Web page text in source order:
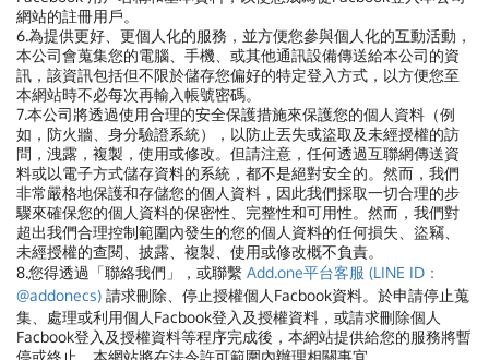
網站的註冊用戶。
6.為提供更好、更個人化的服務，並方便您參與個人化的互動活動，
本公司會蒐集您的電腦、手機、或其他通訊設備傳送給本公司的資
訊，該資訊包括但不限於儲存您偏好的特定登入方式，以方便您至
本網站時不必每次再輸入帳號密碼。
7.本公司將透過使用合理的安全保護措施來保護您的個人資料（例
如，防火牆、身分驗證系統），以防止丟失或盜取及未經授權的訪
問，洩露，複製，使用或修改。但請注意，任何透過互聯網傳送資
料或以電子方式儲存資料的系統，都不是絕對安全的。然而，我們
非常嚴格地保護和存儲您的個人資料，因此我們採取一切合理的步
驟來確保您的個人資料的保密性、完整性和可用性。然而，我們對
超出我們合理控制範圍內發生的您的個人資料的任何損失、盜竊、
未經授權的查閱、披露、複製、使用或修改概不負責。
8.您得透過「聯絡我們」，或聯繫 Add.one平台客服 (LINE ID：
@addonecs) 請求刪除、停止授權個人Facbook資料。於申請停止蒐
集、處理或利用個人Facbook登入及授權資料，或請求刪除個人
Facbook登入及授權資料等程序完成後，本網站提供給您的服務將暫
停或終止，本網站將在法令許可範圍內辦理相關事宜。